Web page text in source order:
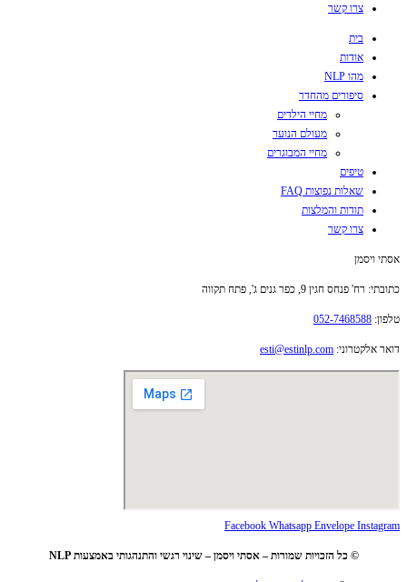
צרו קשר
בית
אודות
מהו NLP
סיפורים מהחדר
מחיי הילדים
מעולם הנוער
מחיי המבוגרים
טיפים
שאלות נפוצות FAQ
תודות והמלצות
צרו קשר
אסתי ויסמן
כתובתי: רח' פנחס חגין 9, כפר גנים ג', פתח תקווה
טלפון: 052-7468588
דואר אלקטרוני: esti@estinlp.com
Facebook Whatsapp Envelope Instagram
© כל הזכויות שמורות – אסתי ויסמן – שינוי רגשי והתנהגותי באמצעות NLP